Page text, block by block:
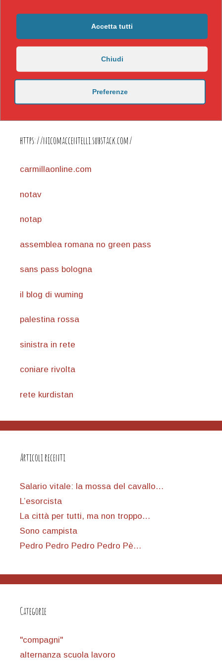
https://nicomaccentelli.substack.com/
carmillaonline.com
notav
notap
assemblea romana no green pass
sans pass bologna
il blog di wuming
palestina rossa
sinistra in rete
coniare rivolta
rete kurdistan
Articoli recenti
Salario vitale: la mossa del cavallo…
L’esorcista
La città per tutti, ma non troppo…
Sono campista
Pedro Pedro Pedro Pedro Pè…
Categorie
"compagni"
alternanza scuola lavoro
Accetta tutti
Chiudi
Preferenze